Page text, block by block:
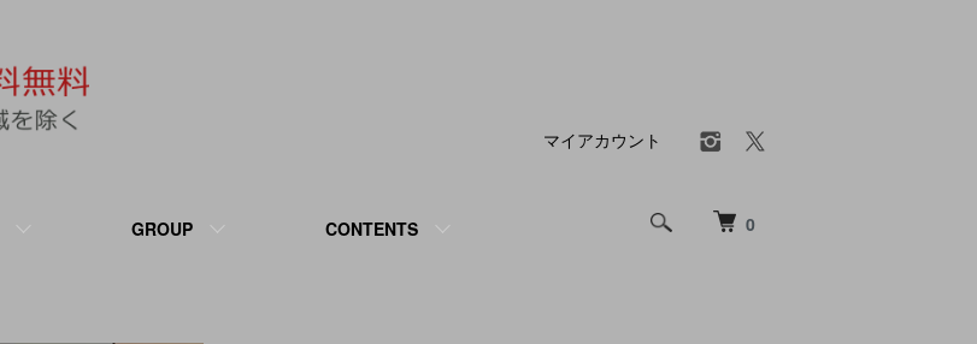
0
GROUP CONTENTS
マイアカウント